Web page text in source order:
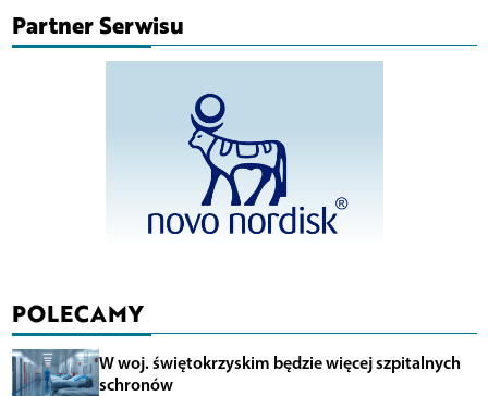
Partner Serwisu
POLECAMY
W woj. świętokrzyskim będzie więcej szpitalnych
schronów